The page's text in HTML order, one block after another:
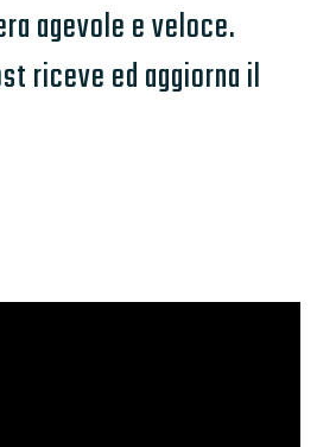
agevole e veloce.
riceve ed aggiorna il